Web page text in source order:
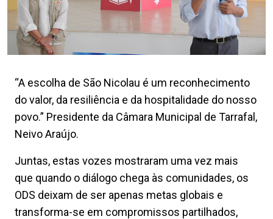
“A escolha de São Nicolau é um reconhecimento
do valor, da resiliência e da hospitalidade do nosso
povo.” Presidente da Câmara Municipal de Tarrafal,
Neivo Araújo.
Juntas, estas vozes mostraram uma vez mais
que quando o diálogo chega às comunidades, os
ODS deixam de ser apenas metas globais e
transforma-se em compromissos partilhados,